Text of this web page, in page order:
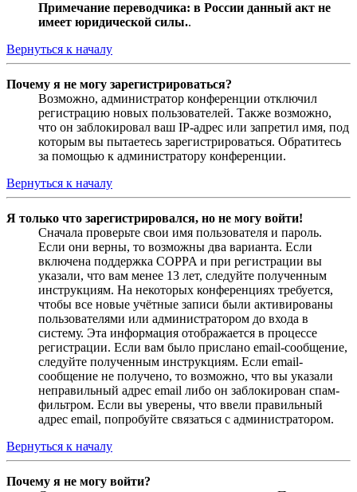
Примечание переводчика: в России данный акт не
имеет юридической силы..
Вернуться к началу
Почему я не могу зарегистрироваться?
Возможно, администратор конференции отключил
регистрацию новых пользователей. Также возможно,
что он заблокировал ваш IP-адрес или запретил имя, под
которым вы пытаетесь зарегистрироваться. Обратитесь
за помощью к администратору конференции.
Вернуться к началу
Я только что зарегистрировался, но не могу войти!
Сначала проверьте свои имя пользователя и пароль.
Если они верны, то возможны два варианта. Если
включена поддержка COPPA и при регистрации вы
указали, что вам менее 13 лет, следуйте полученным
инструкциям. На некоторых конференциях требуется,
чтобы все новые учётные записи были активированы
пользователями или администратором до входа в
систему. Эта информация отображается в процессе
регистрации. Если вам было прислано email-сообщение,
следуйте полученным инструкциям. Если email-
сообщение не получено, то возможно, что вы указали
неправильный адрес email либо он заблокирован спам-
фильтром. Если вы уверены, что ввели правильный
адрес email, попробуйте связаться с администратором.
Вернуться к началу
Почему я не могу войти?